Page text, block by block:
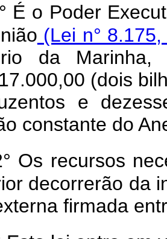
É o Poder
(Lei n°
da
(dois
e
constante do
Os recursos
decorrerão da
firmada